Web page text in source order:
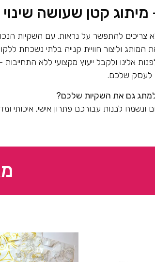
מיתוג קטן שעושה שינוי
צריכים להתפשר על נראות. עם השקיות
וליצור חוויית קנייה בלתי נשכחת
אלינו ולקבל ייעוץ מקצועי ללא
לעסק שלכם.
גם את השקיות שלכם?
ונשמח לבנות עבורכם פתרון אישי, איכותי